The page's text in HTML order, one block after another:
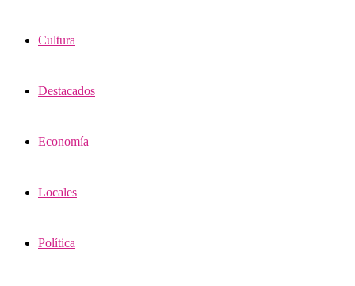
Cultura
Destacados
Economía
Locales
Política